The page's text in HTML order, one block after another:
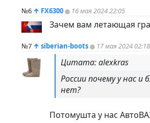
№6 ↑ FX6300 16 мая 2024 22:05
Зачем вам летающая
№7 ↑ siberian-boots 17 мая 2024 02:18
Цитата: alexkras
России почему у нас и
нет?
Потомушта у нас